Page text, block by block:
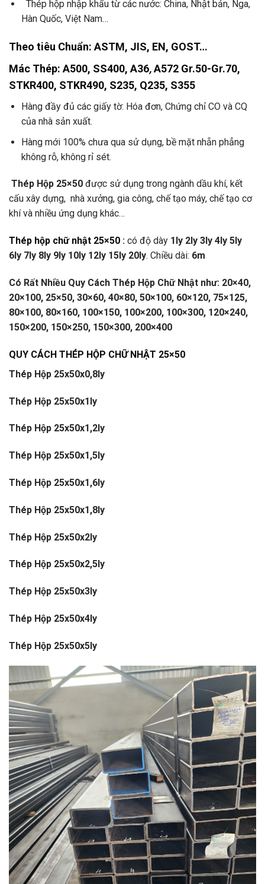
Thép hộp nhập khẩu từ các nước: China, Nhật bản, Nga,
Hàn Quốc, Việt Nam…
Theo tiêu Chuẩn: ASTM, JIS, EN, GOST…
Mác Thép: A500, SS400, A36,A572 Gr.50-Gr.70,
STKR400, STKR490, S235, Q235, S355
Hàng đầy đủ các giấy tờ: Hóa đơn, Chứng chỉ CO và CQ
của nhà sản xuất.
Hàng mới 100% chưa qua sử dụng, bề mặt nhẵn phẳng
không rỗ, không rỉ sét.
Thép Hộp 25×50 được sử dụng trong ngành dầu khí, kết
cấu xây dựng, nhà xưởng, gia công, chế tạo máy, chế tạo cơ
khí và nhiều ứng dụng khác…
Thép hộp chữ nhật 25×50 : có độ dày 1ly 2ly 3ly 4ly 5ly
6ly 7ly 8ly 9ly 10ly 12ly 15ly 20ly. Chiều dài: 6m
Có Rất Nhiều Quy Cách Thép Hộp Chữ Nhật như: 20×40,
20×100, 25×50, 30×60, 40×80, 50×100, 60×120, 75×125,
80×100, 80×160, 100×150, 100×200, 100×300, 120×240,
150×200, 150×250, 150×300, 200×400
QUY CÁCH THÉP HỘP CHỮ NHẬT 25×50
Thép Hộp 25x50x0,8ly
Thép Hộp 25x50x1ly
Thép Hộp 25x50x1,2ly
Thép Hộp 25x50x1,5ly
Thép Hộp 25x50x1,6ly
Thép Hộp 25x50x1,8ly
Thép Hộp 25x50x2ly
Thép Hộp 25x50x2,5ly
Thép Hộp 25x50x3ly
Thép Hộp 25x50x4ly
Thép Hộp 25x50x5ly